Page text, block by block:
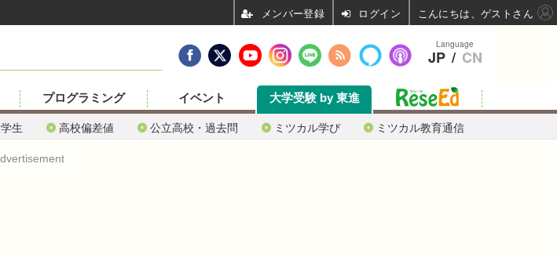
生 高校偏差値 公立高校・過去問 ミツカル学び ミツカル教育通信
プログラミング イベント 大学受験 by 東進
Language
JP / CN
ログイン こんにちは、ゲストさん